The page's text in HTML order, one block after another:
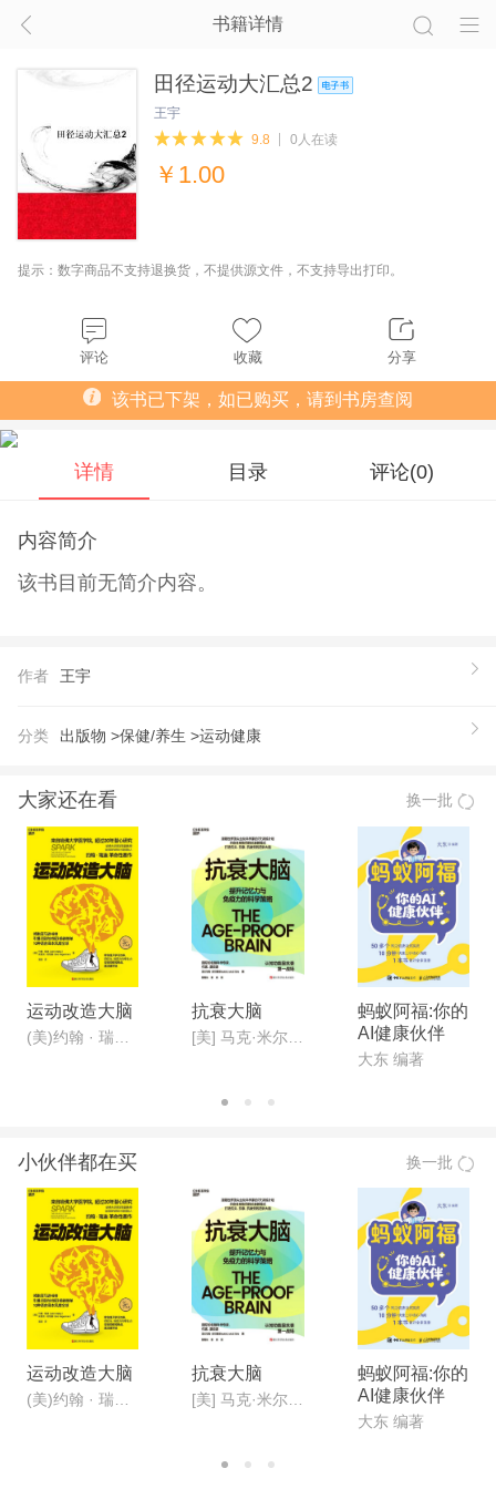
书籍详情
田径运动大汇总2
王宇
9.8
0人在读
￥ 1.00
提示：数字商品不支持退换货，不提供源文件，不支持导出打印。
评论 收藏 分享
该书已下架，如已购买，请到书房查阅
详情 目录 评论(0)
内容简介
该书目前无简介内容。
作者 王宇
分类 出版物 >保健/养生 >运动健康
大家还在看 换一批
运动改造大脑
(美)约翰 · 瑞迪、里克 · 哈格曼
抗衰大脑
[美] 马克·米尔斯坦 (Dr· Marc Milstein)
蚂蚁阿福:你的
AI健康伙伴
大东 编著
小伙伴都在买 换一批
运动改造大脑 抗衰大脑
蚂蚁阿福:你的
AI健康伙伴
大东 编著